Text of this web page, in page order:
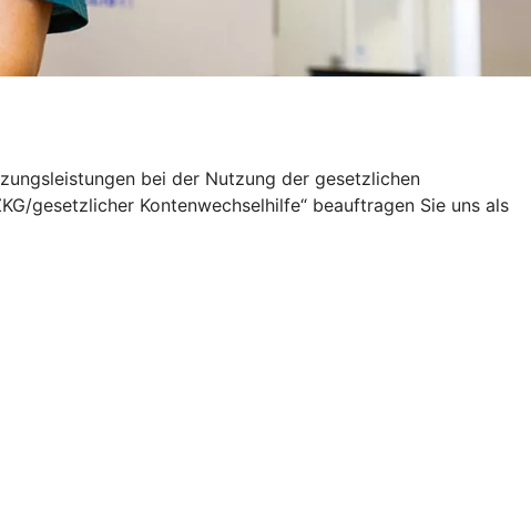
bei der Nutzung der gesetzlichen
gesetzlicher Kontenwechselhilfe“ beauftragen Sie uns als